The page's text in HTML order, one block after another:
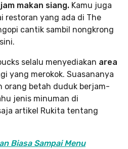
makan siang. Kamu juga
restoran yang ada di The
cantik sambil nongkrong
selalu menyediakan area
yang merokok. Suasananya
orang betah duduk berjam-
jenis minuman di
artikel Rukita tentang
Biasa Sampai Menu